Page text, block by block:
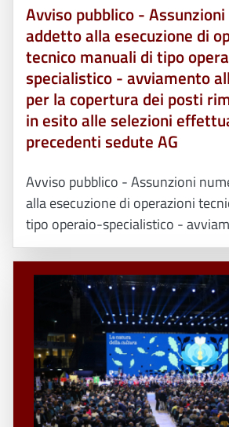
Avviso pubblico -
addetto alla esecuzione di
tecnico manuali di tipo
specialistico - avviamento
per la copertura dei posti
in esito alle selezioni
precedenti sedute AG
Avviso pubblico - Assunzioni
alla esecuzione di operazioni
tipo operaio-specialistico -